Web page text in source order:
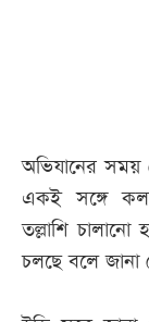
অভিযানের সময়
একই সঙ্গে
তল্লাশি
চলছে বলে জানা